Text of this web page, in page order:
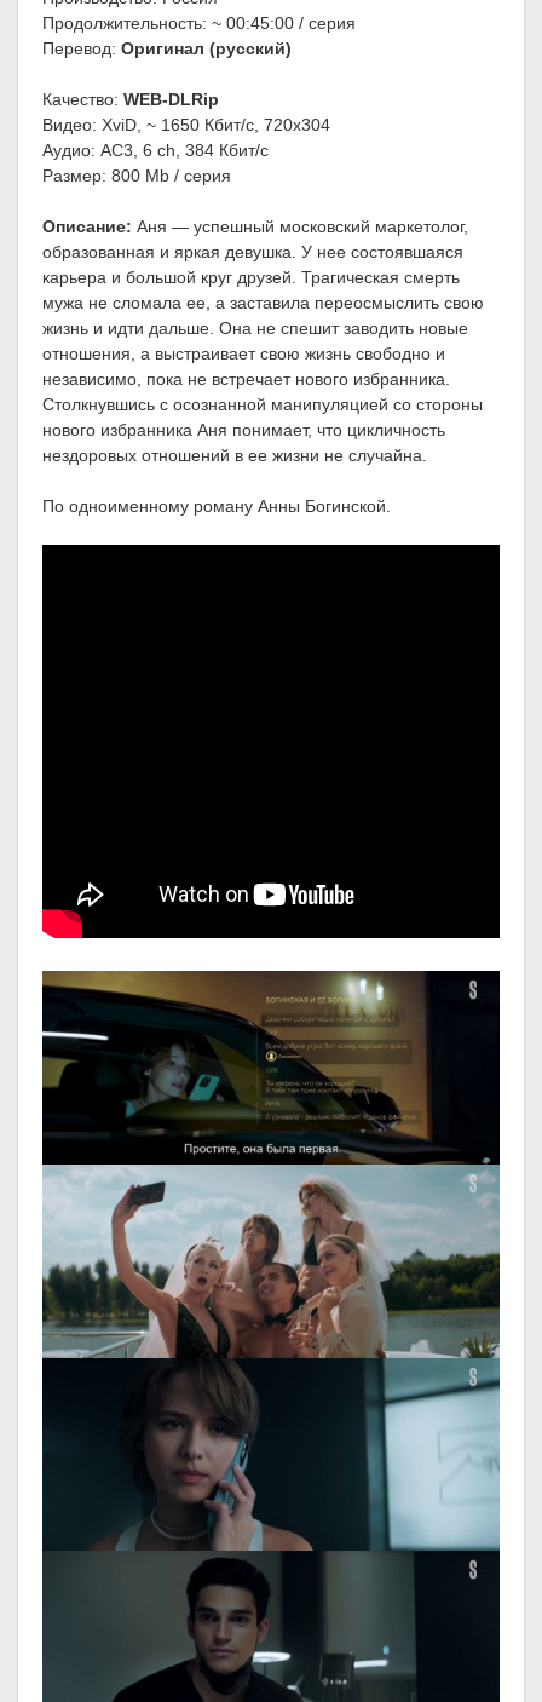
Продолжительность: ~ 00:45:00 / серия
Перевод: Оригинал (русский)
Качество: WEB-DLRip
Видео: XviD, ~ 1650 Кбит/с, 720x304
Аудио: AC3, 6 ch, 384 Кбит/с
Размер: 800 Mb / серия
Описание: Аня — успешный московский маркетолог,
образованная и яркая девушка. У нее состоявшаяся
карьера и большой круг друзей. Трагическая смерть
мужа не сломала ее, а заставила переосмыслить свою
жизнь и идти дальше. Она не спешит заводить новые
отношения, а выстраивает свою жизнь свободно и
независимо, пока не встречает нового избранника.
Столкнувшись с осознанной манипуляцией со стороны
нового избранника Аня понимает, что цикличность
нездоровых отношений в ее жизни не случайна.
По одноименному роману Анны Богинской.